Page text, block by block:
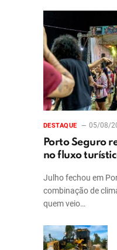
DESTAQUE 05/08/
Porto Seguro
no fluxo
Julho fechou em
combinação de
quem veio…